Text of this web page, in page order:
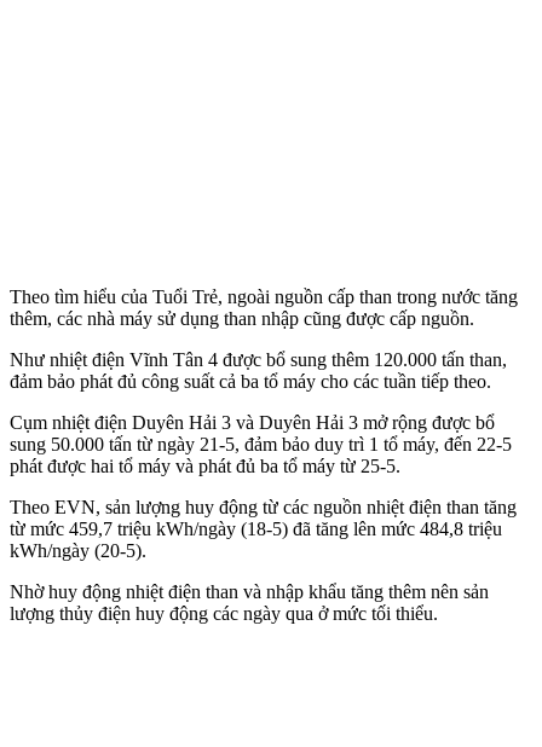
Theo tìm hiểu của Tuổi Trẻ, ngoài nguồn cấp than trong nước tăng
thêm, các nhà máy sử dụng than nhập cũng được cấp nguồn.
Như nhiệt điện Vĩnh Tân 4 được bổ sung thêm 120.000 tấn than,
đảm bảo phát đủ công suất cả ba tổ máy cho các tuần tiếp theo.
Cụm nhiệt điện Duyên Hải 3 và Duyên Hải 3 mở rộng được bổ
sung 50.000 tấn từ ngày 21-5, đảm bảo duy trì 1 tổ máy, đến 22-5
phát được hai tổ máy và phát đủ ba tổ máy từ 25-5.
Theo EVN, sản lượng huy động từ các nguồn nhiệt điện than tăng
từ mức 459,7 triệu kWh/ngày (18-5) đã tăng lên mức 484,8 triệu
kWh/ngày (20-5).
Nhờ huy động nhiệt điện than và nhập khẩu tăng thêm nên sản
lượng thủy điện huy động các ngày qua ở mức tối thiểu.